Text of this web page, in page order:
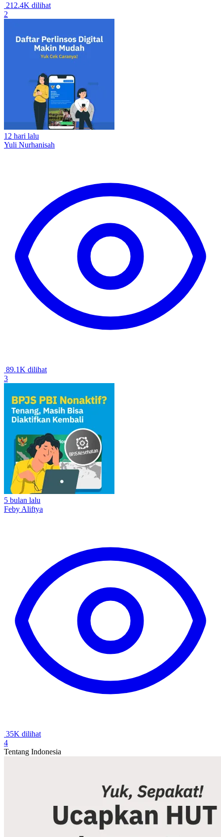
212.4K dilihat
2
12 hari lalu
Yuli Nurhanisah
89.1K dilihat
3
5 bulan lalu
Feby Aliftya
35K dilihat
4
Tentang Indonesia